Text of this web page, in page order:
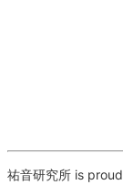
祐音研究所 is